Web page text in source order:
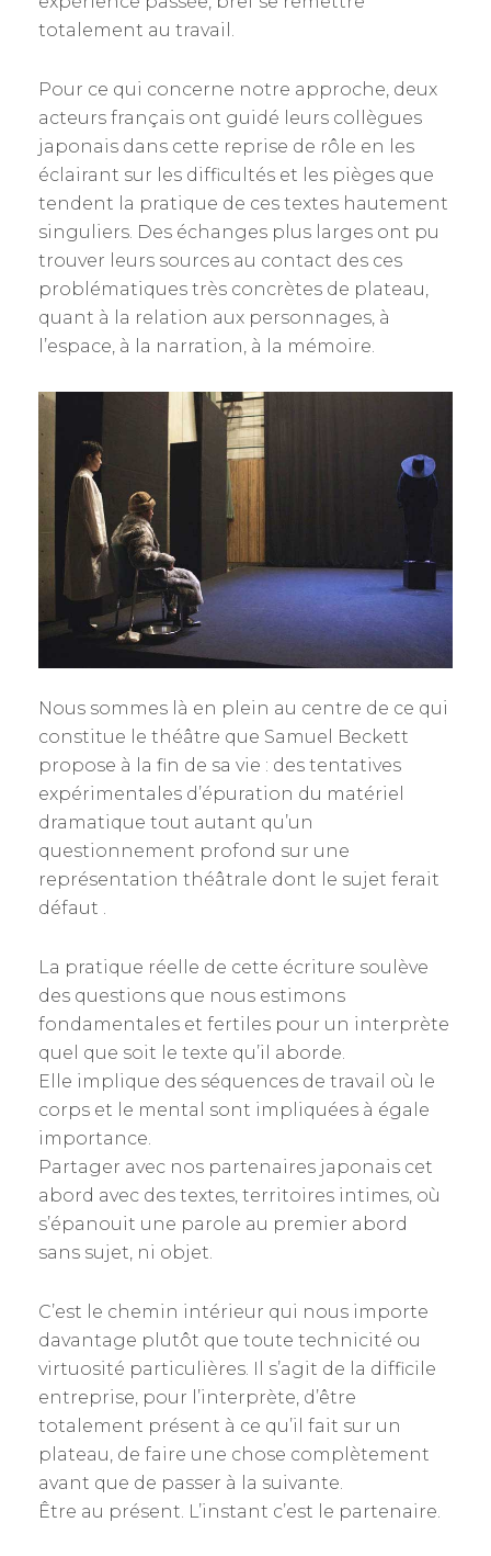
totalement au travail.
Pour ce qui concerne notre approche, deux
acteurs français ont guidé leurs collègues
japonais dans cette reprise de rôle en les
éclairant sur les difficultés et les pièges que
tendent la pratique de ces textes hautement
singuliers. Des échanges plus larges ont pu
trouver leurs sources au contact des ces
problématiques très concrètes de plateau,
quant à la relation aux personnages, à
l’espace, à la narration, à la mémoire.
Nous sommes là en plein au centre de ce qui
constitue le théâtre que Samuel Beckett
propose à la fin de sa vie : des tentatives
expérimentales d’épuration du matériel
dramatique tout autant qu’un
questionnement profond sur une
représentation théâtrale dont le sujet ferait
défaut .
La pratique réelle de cette écriture soulève
des questions que nous estimons
fondamentales et fertiles pour un interprète
quel que soit le texte qu’il aborde.
Elle implique des séquences de travail où le
corps et le mental sont impliquées à égale
importance.
Partager avec nos partenaires japonais cet
abord avec des textes, territoires intimes, où
s’épanouit une parole au premier abord
sans sujet, ni objet.
C’est le chemin intérieur qui nous importe
davantage plutôt que toute technicité ou
virtuosité particulières. Il s’agit de la difficile
entreprise, pour l’interprète, d’être
totalement présent à ce qu’il fait sur un
plateau, de faire une chose complètement
avant que de passer à la suivante.
Être au présent. L’instant c’est le partenaire.